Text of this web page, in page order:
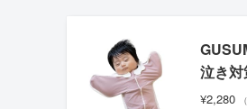
泣き
¥2,280